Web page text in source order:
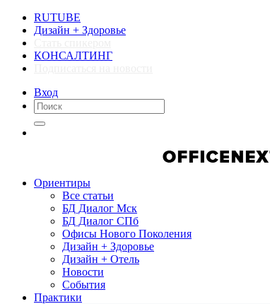
RUTUBE
Дизайн + Здоровье
КОНСАЛТИНГ
Вход
Ориентиры
Все статьи
БД Диалог Мск
БД Диалог СПб
Офисы Нового Поколения
Дизайн + Здоровье
Дизайн + Отель
Новости
События
Практики